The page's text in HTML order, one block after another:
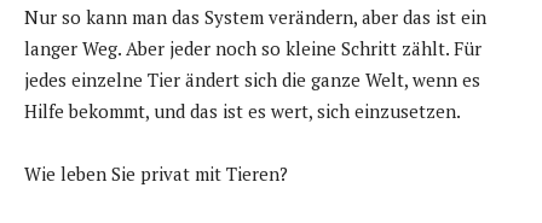
Nur so kann man das System verändern, aber das ist ein
langer Weg. Aber jeder noch so kleine Schritt zählt. Für
jedes einzelne Tier ändert sich die ganze Welt, wenn es
Hilfe bekommt, und das ist es wert, sich einzusetzen.
Wie leben Sie privat mit Tieren?